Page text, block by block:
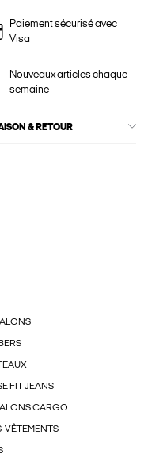
Paiement sécurisé avec
Visa
Nouveaux articles chaque
semaine
& RETOUR
FIT JEANS
CARGO
VÊTEMENTS